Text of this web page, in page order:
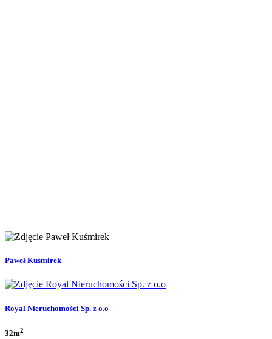
Paweł Kuśmirek
Royal Nieruchomości Sp. z o.o
32m2